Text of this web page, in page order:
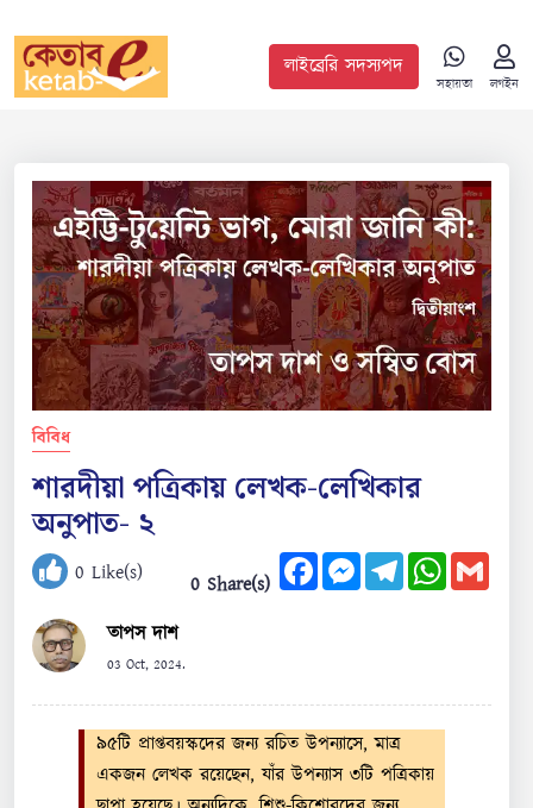
লাইব্রেরি সদস্যপদ
সহায়তা লগইন
বিবিধ
শারদীয়া পত্রিকায় লেখক-লেখিকার
অনুপাত- ২
0 Like(s) 0 Share(s)
FacebookMessengerTelegramWhatsApp
তাপস দাশ
03 Oct, 2024.
৯৫টি প্রাপ্তবয়স্কদের জন্য রচিত উপন্যাসে, মাত্র
একজন লেখক রয়েছেন, যাঁর উপন্যাস ৩টি পত্রিকায়